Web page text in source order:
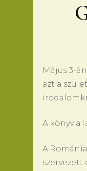
Május 3-
azt a
A könyv a
A
szervezett